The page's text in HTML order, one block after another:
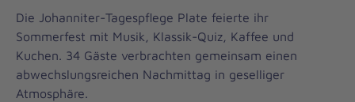
Die Johanniter-Tagespflege Plate feierte ihr
Sommerfest mit Musik, Klassik-Quiz, Kaffee und
Kuchen. 34 Gäste verbrachten gemeinsam einen
abwechslungsreichen Nachmittag in geselliger
Atmosphäre.